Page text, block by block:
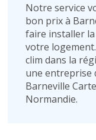
Notre service
bon prix à
faire installer
votre
clim dans la
une entreprise
Barneville
Normandie.